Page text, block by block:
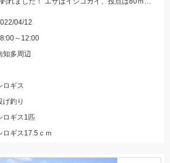
04/12
～12:00
知多周辺
ロギス
げ釣り
ロギス1匹
ロギス17.5ｃｍ